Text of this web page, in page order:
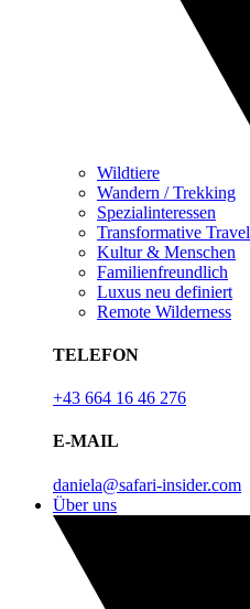
Wildtiere
Wandern / Trekking
Spezialinteressen
Transformative Travel
Kultur & Menschen
Familienfreundlich
Luxus neu definiert
Remote Wilderness
TELEFON
+43 664 16 46 276
E-MAIL
daniela@safari-insider.com
Über uns